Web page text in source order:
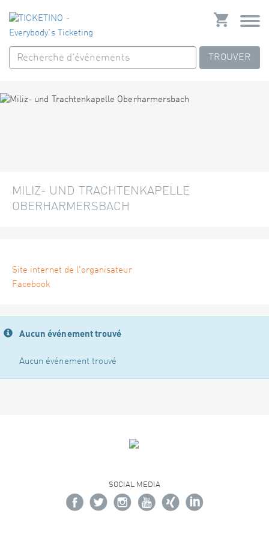
TROUVER
MILIZ- UND TRACHTENKAPELLE
OBERHARMERSBACH
Site internet de l'organisateur
Facebook
Aucun événement trouvé
Aucun événement trouvé
SOCIAL MEDIA